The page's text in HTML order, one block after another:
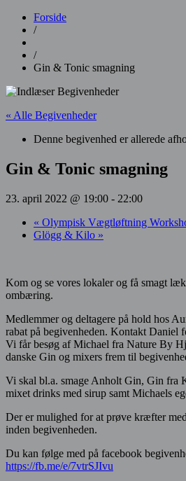
Forside
/
/
Gin & Tonic smagning
« Alle Begivenheder
Denne begivenhed er allerede
Gin & Tonic smagning
23. april 2022 @ 19:00 - 22:00
« Olympisk Vægtløftning
Glögg & Kilo »
Kom og se vores lokaler og få smagt
ombæring.
Medlemmer og deltagere på hold hos
rabat på begivenheden. Kontakt Daniel
Vi får besøg af Michael fra Nature By
danske Gin og mixers frem til
Vi skal bl.a. smage Anholt Gin, Gin fra
mixet drinks med sirup samt Michaels
Der er mulighed for at prøve kræfter
inden begivenheden.
Du kan følge med på facebook
https://fb.me/e/7vtrSJIvu